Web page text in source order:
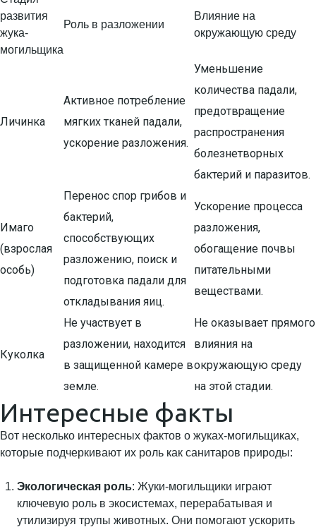
развития
жука-
могильщика
Роль в разложении
Влияние на
окружающую среду
Личинка
Активное потребление
мягких тканей падали,
ускорение разложения.
Уменьшение
количества падали,
предотвращение
распространения
болезнетворных
бактерий и паразитов.
Имаго
(взрослая
особь)
Перенос спор грибов и
бактерий,
способствующих
разложению, поиск и
подготовка падали для
откладывания яиц.
Ускорение процесса
разложения,
обогащение почвы
питательными
веществами.
Куколка
Не участвует в
разложении, находится
в защищенной камере в
земле.
Не оказывает прямого
влияния на
окружающую среду
на этой стадии.
Интересные факты
Вот несколько интересных фактов о жуках-могильщиках,
которые подчеркивают их роль как санитаров природы:
Экологическая роль: Жуки-могильщики играют
ключевую роль в экосистемах, перерабатывая и
утилизируя трупы животных. Они помогают ускорить